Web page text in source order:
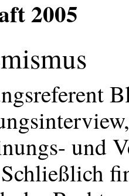
2005
und